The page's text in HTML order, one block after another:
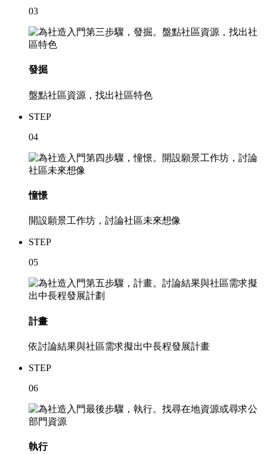
03
發掘
盤點社區資源，找出社區特色
STEP
04
憧憬
開設願景工作坊，討論社區未來想像
STEP
05
計畫
依討論結果與社區需求擬出中長程發展計畫
STEP
06
執行